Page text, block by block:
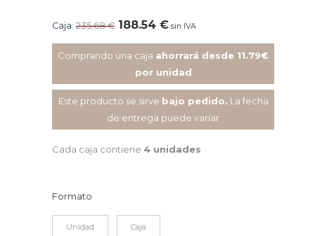
Caja: 235.68€ 188.54 € sin IVA
Comprando una caja ahorrará desde 11.79€
por unidad
Este producto se sirve bajo pedido. La fecha
de entrega puede variar
Cada caja contiene 4 unidades
Formato
Unidad Caja